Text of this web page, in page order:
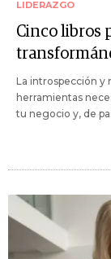
LIDERAZGO
Cinco libros
La introspección y
herramientas
tu negocio y, de